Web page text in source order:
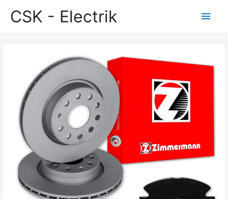
CSK - Electrik
Main